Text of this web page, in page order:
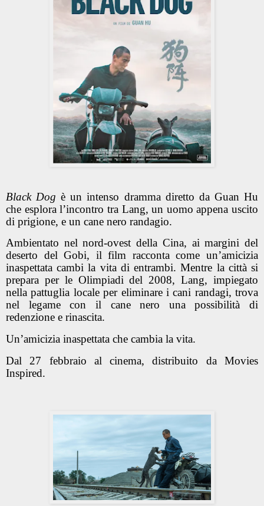
Black Dog è un intenso dramma diretto da Guan Hu
che esplora l’incontro tra Lang, un uomo appena uscito
di prigione, e un cane nero randagio.
Ambientato nel nord-ovest della Cina, ai margini del
deserto del Gobi, il film racconta come un’amicizia
inaspettata cambi la vita di entrambi. Mentre la città si
prepara per le Olimpiadi del 2008, Lang, impiegato
nella pattuglia locale per eliminare i cani randagi, trova
nel legame con il cane nero una possibilità di
redenzione e rinascita.
Un’amicizia inaspettata che cambia la vita.
Dal 27 febbraio al cinema, distribuito da Movies
Inspired.